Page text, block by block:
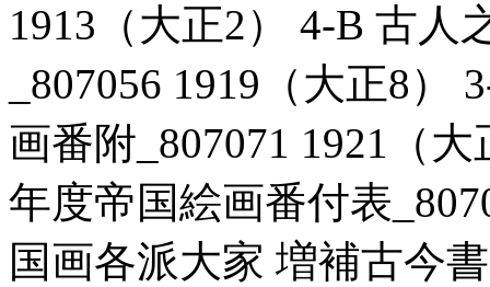
1913（大正2） 4-B 古人
_807056 1919（大正8
画番附_807071 1921（
年度帝国絵画番付表
国画各派大家 増補古今